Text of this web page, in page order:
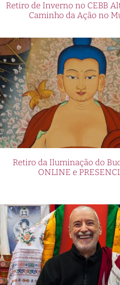
Retiro de Inverno no CEBB
Caminho da Ação no
Retiro da Iluminação do
ONLINE e